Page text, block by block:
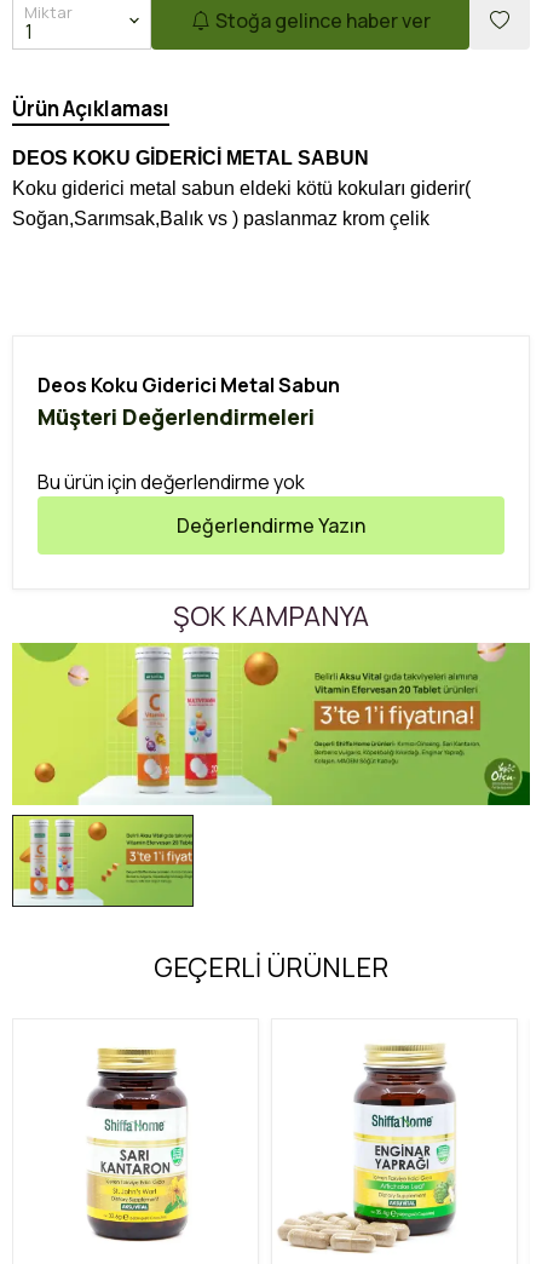
Miktar Stoğa gelince haber ver
Ürün Açıklaması
DEOS KOKU GİDERİCİ METAL SABUN
Koku giderici metal sabun eldeki kötü kokuları giderir(
Soğan,Sarımsak,Balık vs ) paslanmaz krom çelik
Deos Koku Giderici Metal Sabun
Müşteri Değerlendirmeleri
Bu ürün için değerlendirme yok
Değerlendirme Yazın
ŞOK KAMPANYA
GEÇERLİ ÜRÜNLER